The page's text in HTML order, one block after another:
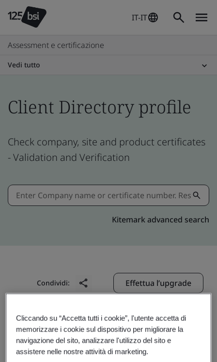
IT-IT
Assessment e certificazione
Vedi tutto
Client Directory profile
Check company, site and product certificates
- Validation and Verification
Kitemark advanced search
Condividi: Effettua l’upgrade
Crescent Foundry Co. Pvt. Ltd.
7/1, Lord Sinha Road
Lords Building, Suite No. 406
Cliccando su “Accetta tutti i cookie”, l'utente accetta di
memorizzare i cookie sul dispositivo per migliorare la
navigazione del sito, analizzare l'utilizzo del sito e
assistere nelle nostre attività di marketing.